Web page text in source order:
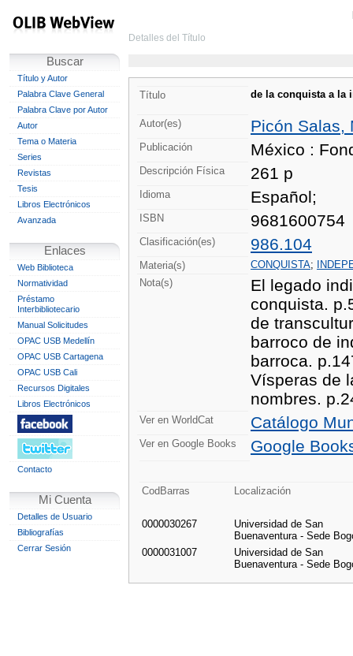
Buscar
Título y Autor
Palabra Clave General
Palabra Clave por Autor
Autor
Tema o Materia
Series
Revistas
Tesis
Libros Electrónicos
Avanzada
Enlaces
Web Biblioteca
Normatividad
Préstamo
Interbibliotecario
Manual Solicitudes
OPAC USB Medellín
OPAC USB Cartagena
OPAC USB Cali
Recursos Digitales
Libros Electrónicos
Contacto
Mi Cuenta
Detalles de Usuario
Bibliografías
Cerrar Sesión
Detalles del Título
Título de la conquista a la
Autor(es) Picón Salas,
Publicación México :
Descripción Física 261 p
Idioma Español;
ISBN 9681600754
Clasificación(es) 986.104
Materia(s) CONQUISTA;
Nota(s)
El legado
conquista.
de
barroco de
barroca.
Vísperas de
nombres.
Ver en WorldCat Catálogo
Ver en Google Books Google
CodBarras Localización
0000030267
Universidad de San
Buenaventura - Sede
0000031007
Universidad de San
Buenaventura - Sede